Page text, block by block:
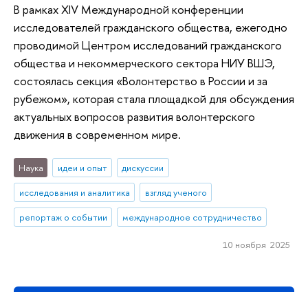
В рамках XIV Международной конференции
исследователей гражданского общества, ежегодно
проводимой Центром исследований гражданского
общества и некоммерческого сектора НИУ ВШЭ,
состоялась секция «Волонтерство в России и за
рубежом», которая стала площадкой для обсуждения
актуальных вопросов развития волонтерского
движения в современном мире.
Наука идеи и опыт
дискуссии
исследования и аналитика
взгляд ученого
репортаж о событии
международное сотрудничество
10 ноября 2025